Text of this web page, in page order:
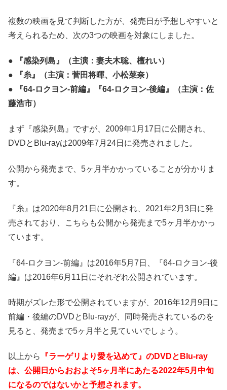
複数の映画を見て判断した方が、発売日が予想しやすいと
考えられるため、次の3つの映画を対象にしました。
● 『感染列島』（主演：妻夫木聡、檀れい）
● 『糸』（主演：菅田将暉、小松菜奈）
● 『64-ロクヨン-前編』『64-ロクヨン-後編』（主演：佐
藤浩市）
まず『感染列島』ですが、2009年1月17日に公開され、
DVDとBlu-rayは2009年7月24日に発売されました。
公開から発売まで、5ヶ月半かかっていることが分かりま
す。
『糸』は2020年8月21日に公開され、2021年2月3日に発
売されており、こちらも公開から発売まで5ヶ月半かかっ
ています。
『64-ロクヨン-前編』は2016年5月7日、『64-ロクヨン-後
編』は2016年6月11日にそれぞれ公開されています。
時期がズレた形で公開されていますが、2016年12月9日に
前編・後編のDVDとBlu-rayが、同時発売されているのを
見ると、発売まで5ヶ月半と見ていいでしょう。
以上から
『ラーゲリより愛を込めて』のDVDとBlu-ray
は、公開日からおおよそ5ヶ月半にあたる2022年5月中旬
になるのではないかと予想されます。